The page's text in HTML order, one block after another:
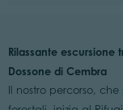
Rilassante
Dossone di Cembra
Il nostro percorso,